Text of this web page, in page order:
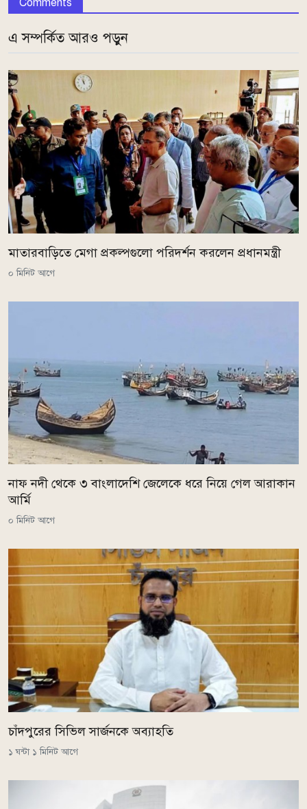
Comments
এ সম্পর্কিত আরও পড়ুন
মাতারবাড়িতে মেগা প্রকল্পগুলো পরিদর্শন করলেন প্রধানমন্ত্রী
০ মিনিট আগে
নাফ নদী থেকে ৩ বাংলাদেশি জেলেকে ধরে নিয়ে গেল আরাকান
আর্মি
০ মিনিট আগে
চাঁদপুরের সিভিল সার্জনকে অব্যাহতি
১ ঘন্টা ১ মিনিট আগে